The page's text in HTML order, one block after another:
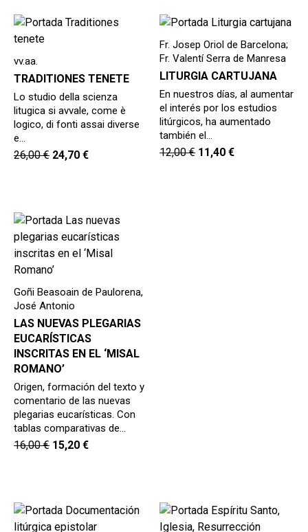
vv.aa.
TRADITIONES TENETE
Lo studio della scienza
litugica si avvale, come è
logico, di fonti assai diverse
e…
26,00€ 24,70 €
Fr. Josep Oriol de Barcelona;
Fr. Valentí Serra de Manresa
LITURGIA CARTUJANA
En nuestros días, al aumentar
el interés por los estudios
litúrgicos, ha aumentado
también el…
12,00€ 11,40€
Goñi Beasoain de Paulorena,
José Antonio
LAS NUEVAS PLEGARIAS
EUCARÍSTICAS
INSCRITAS EN EL ‘MISAL
ROMANO’
Origen, formación del texto y
comentario de las nuevas
plegarias eucarísticas. Con
tablas comparativas de…
16,00€ 15,20 €